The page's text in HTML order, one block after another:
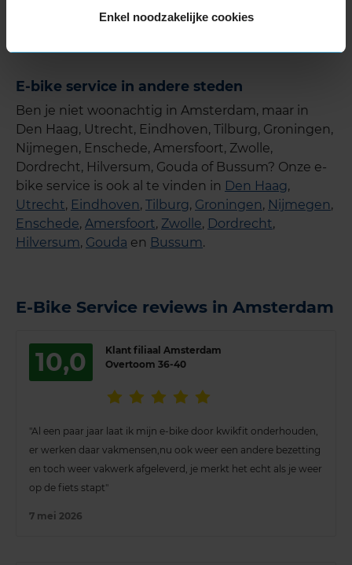
Enkel noodzakelijke cookies
E-bike service in andere steden
Ben je niet woonachtig in Amsterdam, maar in
Den Haag, Utrecht, Eindhoven, Tilburg, Groningen,
Nijmegen, Enschede, Amersfoort, Zwolle,
Dordrecht, Hilversum, Gouda of Bussum? Onze e-
bike service is ook al te vinden in Den Haag,
Utrecht, Eindhoven, Tilburg, Groningen, Nijmegen,
Enschede, Amersfoort, Zwolle, Dordrecht,
Hilversum, Gouda en Bussum.
E-Bike Service reviews in Amsterdam
10,0
Klant filiaal Amsterdam
Overtoom 36-40
"Al een paar jaar laat ik mijn e-bike door kwikfit onderhouden,
er werken daar vakmensen,nu ook weer een andere bezetting
en toch weer vakwerk afgeleverd, je merkt het echt als je weer
op de fiets stapt"
7 mei 2026